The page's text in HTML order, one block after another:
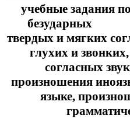
учебные задания
безударных
твердых и мягких
глухих и
согласных
произношения
языке,